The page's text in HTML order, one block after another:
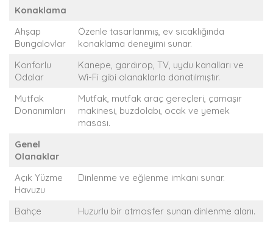
Konaklama
Ahşap
Bungalovlar
Özenle tasarlanmış, ev sıcaklığında
konaklama deneyimi sunar.
Konforlu
Odalar
Kanepe, gardırop, TV, uydu kanalları ve
Wi-Fi gibi olanaklarla donatılmıştır.
Mutfak
Donanımları
Mutfak, mutfak araç gereçleri, çamaşır
makinesi, buzdolabı, ocak ve yemek
masası.
Genel
Olanaklar
Açık Yüzme
Havuzu
Dinlenme ve eğlenme imkanı sunar.
Bahçe
Huzurlu bir atmosfer sunan dinlenme alanı.